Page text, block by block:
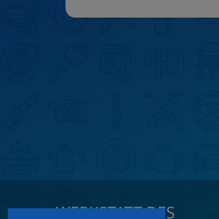
WERKSTATT DES